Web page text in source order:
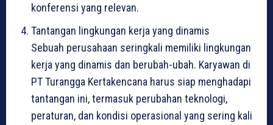
konferensi yang relevan.
Tantangan lingkungan kerja yang dinamis
Sebuah perusahaan seringkali memiliki lingkungan
kerja yang dinamis dan berubah-ubah. Karyawan di
PT Turangga Kertakencana harus siap menghadapi
tantangan ini, termasuk perubahan teknologi,
peraturan, dan kondisi operasional yang sering kali